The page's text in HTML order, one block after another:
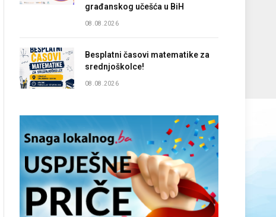
građanskog učešća u BiH
08.08.2026
Besplatni časovi matematike za
srednjoškolce!
08.08.2026